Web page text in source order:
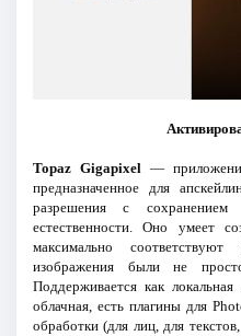
Topaz Gigapixel— приложение
предназначенное для
разрешения с
естественности. Оно умеет
максимально
изображения были не
Поддерживается как
облачная, есть плагины для
обработки (для лиц, для